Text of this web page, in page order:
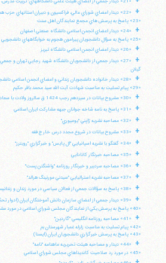
+
«22» ديدار اعضاي شوراي عالي، فراكسيون و دبيران استانهاي حزب همبستگي
«23» پاسخ به پرسش هاي مجمع نمايندگان اهل سنت
+
«24» ديدار اعضاي انجمن اسلامي دانشگاه صنعتي اصفهان
«25» پاسخ به سؤال دانشجويان پيرامون هجوم به خوابگاههاي دانشجويي
+ «26» ديدار اعضاي انجمن اسلامي دانشگاه تبريز
+
«27» ديدار جمعي از دانشجويان دانشگاه شهيد رجايي تهران و
گيلان
+
«28» ديدار خانواده دانشجويان زنداني و اعضاي انجمن اسلامي دانشجوياندانشگاه علامه طباطبايي
«29» پيام تسليت به مناسبت شهادت آيت الله سيد محمد باقر حكيم
+ «30» مشروح بيانات در سيزدهم رجب 1424 ق سالروز ولادت با سعادت مولااميرالمؤمنين حضرت علي (ع)
+ «31» پاسخ به نامه شاخه جوانان جبهه مشاركت ايران اسلامي
+ «32» مصاحبه نشريه ژاپني "يوميوري"
+ «33» مشروح بيانات در شروع مجدد درس خارج فقه
+ «34» گفتگو با نشريه اسپانيايي "ال پايس" و خبرگزاري "رويترز"
+ «35» مصاحبه خبرنگار كانادايي
+ «36» مصاحبه سردبير و خبرنگار روزنامه "واشنگتن پست"
+ «37» مصاحبه نشريه استراليايي "سيدني مورنينگ هرالد"
+ «38» پاسخ به سؤالات جمعي از فعالان سياسي در مورد زندان و زندانيسياسي
+
«39» ديدار جمعي از اعضاي سازمان دانش آموختگان ايران (ادوار تحكيموحدت)
«40» پاسخ به پرسش يكي از نمايندگان مجلس شوراي اسلامي در مورد مشكلاتساختاري ايران
+
«41» مصاحبه روزنامه انگليسي "گاردين"
«42» پيام تسليت به مناسبت زلزله غمبار شهرستان بم
«43» پاسخ به پرسش خبرگزاري دانشجويان ايران (ايسنا)
+
«44» ديدار و مصاحبه هيئت تحريريه ماهنامه "نامه"
«45» در مورد رد صلاحيت كانديداهاي مجلس شوراي اسلامي